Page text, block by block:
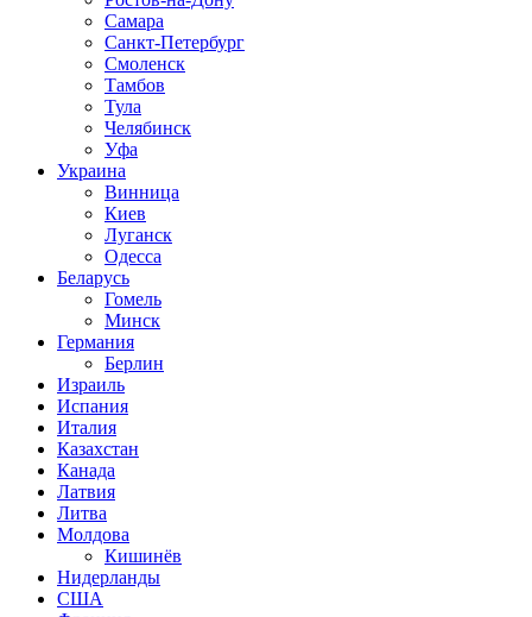
Самара
Санкт-Петербург
Смоленск
Тамбов
Тула
Челябинск
Уфа
Украина
Винница
Киев
Луганск
Одесса
Беларусь
Гомель
Минск
Германия
Берлин
Израиль
Испания
Италия
Казахстан
Канада
Латвия
Литва
Молдова
Кишинёв
Нидерланды
США